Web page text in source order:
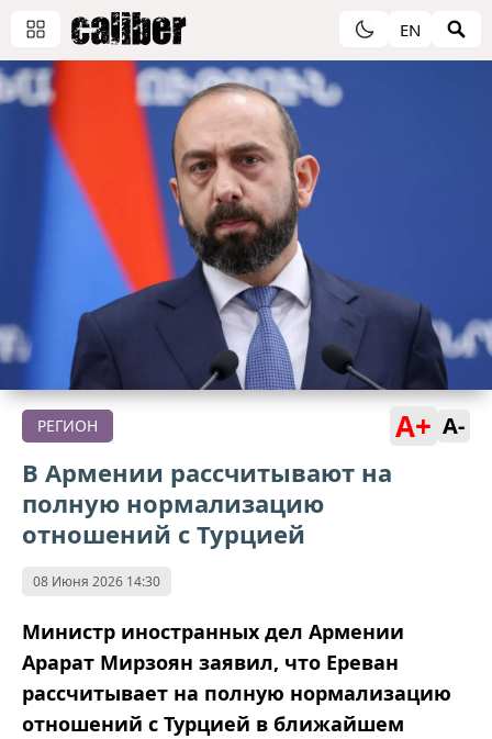
EN
РЕГИОН A+ A-
В Армении рассчитывают на
полную нормализацию
отношений с Турцией
08 Июня 2026 14:30
Министр иностранных дел Армении
Арарат Мирзоян заявил, что Ереван
рассчитывает на полную нормализацию
отношений с Турцией в ближайшем